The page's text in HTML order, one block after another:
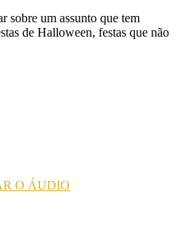
sobre um assunto que tem
de Halloween, festas que não
O ÁUDIO